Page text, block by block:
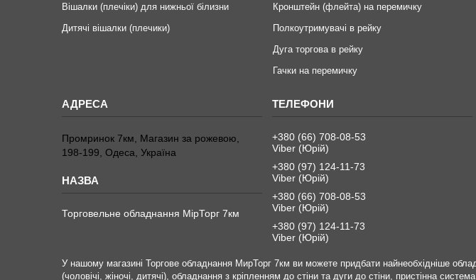
Вішалки (плечіки) для нижньої білизни
Дитячі вішалки (плечики)
Кронштейн (флейта) на перемичку
Полкоутримувачі в рейку
Дуга торгова в рейку
Гачки на перемичку
Промринок 7км, Магазин за рожевою,
198-199, Одеса, Україна
Торговельне обладнання МірТорг 7км
+380 (66) 708-08-53
Viber (Юрій)
+380 (97) 124-11-73
Viber (Юрій)
+380 (66) 708-08-53
Viber (Юрій)
+380 (97) 124-11-73
Viber (Юрій)
У нашому магазині Торгове обладнання МирТорг 7км ви можете придбати найнеобхідніше
(чоловічі, жіночі, дитячі), обладнання з кріпленням до стіни та дуги до стіни, пристінна